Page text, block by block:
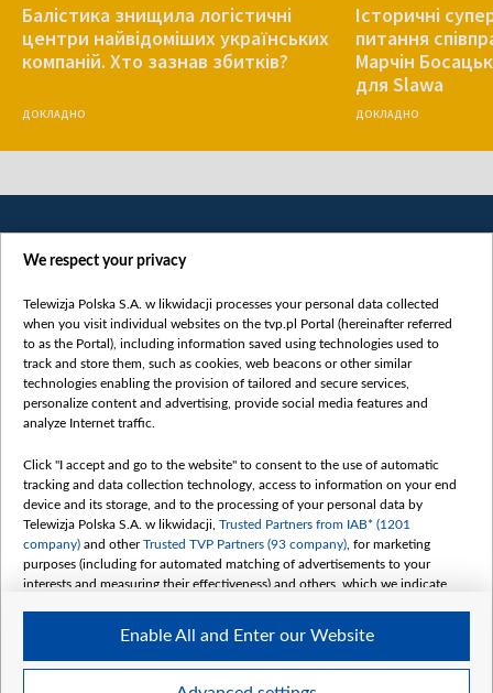
Балістика знищила логістичні
центри найвідоміших українських
компаній. Хто зазнав збитків?
ДОКЛАДНО
Історичні
питання
Марчін
для Slawa
ДОКЛАДНО
Категорії
Новини
Докладно
Погляд
Цікаво
Slawa.tv
Про нас
Контакти
Правила використання матеріалів
Обробка даних
We respect your privacy
Telewizja Polska S.A. w likwidacji processes your personal data collected
when you visit individual websites on the tvp.pl Portal (hereinafter referred
to as the Portal), including information saved using technologies used to
track and store them, such as cookies, web beacons or other similar
technologies enabling the provision of tailored and secure services,
personalize content and advertising, provide social media features and
analyze Internet traffic.
Click "I accept and go to the website" to consent to the use of automatic
tracking and data collection technology, access to information on your end
device and its storage, and to the processing of your personal data by
Telewizja Polska S.A. w likwidacji, Trusted Partners from IAB* (1201
company) and otherTrusted TVP Partners (93 company) , for marketing
purposes (including for automated matching of advertisements to your
interests and measuring their effectiveness) and others, which we indicate
The purposes of processing your data by TVP S.A. w likwidacji are as
follows:
Enable All and Enter our Website